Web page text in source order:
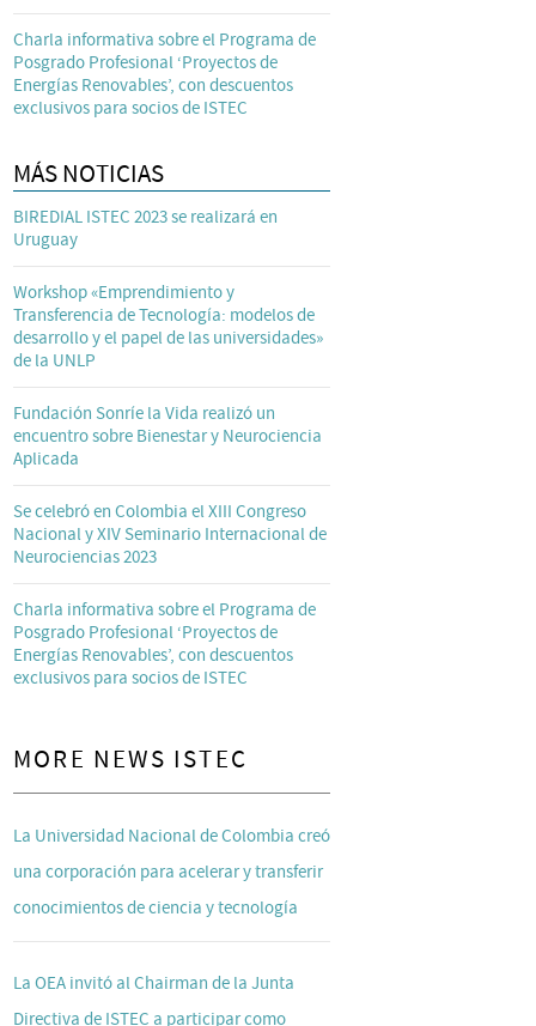
Charla informativa sobre el Programa de
Posgrado Profesional ‘Proyectos de
Energías Renovables’, con descuentos
exclusivos para socios de ISTEC
MÁS NOTICIAS
BIREDIAL ISTEC 2023 se realizará en
Uruguay
Workshop «Emprendimiento y
Transferencia de Tecnología: modelos de
desarrollo y el papel de las universidades»
de la UNLP
Fundación Sonríe la Vida realizó un
encuentro sobre Bienestar y Neurociencia
Aplicada
Se celebró en Colombia el XIII Congreso
Nacional y XIV Seminario Internacional de
Neurociencias 2023
Charla informativa sobre el Programa de
Posgrado Profesional ‘Proyectos de
Energías Renovables’, con descuentos
exclusivos para socios de ISTEC
MORE NEWS ISTEC
La Universidad Nacional de Colombia creó
una corporación para acelerar y transferir
conocimientos de ciencia y tecnología
La OEA invitó al Chairman de la Junta
Directiva de ISTEC a participar como